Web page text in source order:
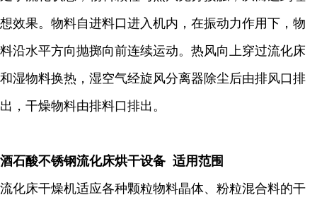
想效果。物料自进料口进入机内，在振动力作用下，物
料沿水平方向抛掷向前连续运动。热风向上穿过流化床
和湿物料换热，湿空气经旋风分离器除尘后由排风口排
出，干燥物料由排料口排出。
酒石酸不锈钢流化床烘干设备 适用范围
流化床干燥机适应各种颗粒物料晶体、粉粒混合料的干